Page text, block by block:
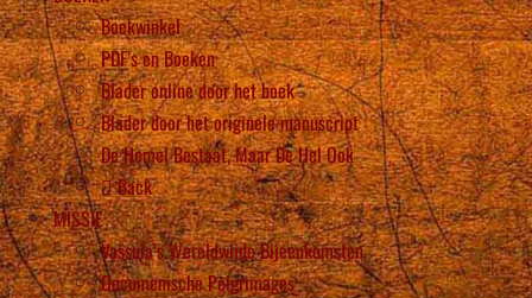
Boekwinkel
PDF’s en Boeken
Blader online door het boek
Blader door het originele manuscript
De Hemel Bestaat, Maar De Hel Ook
Back
MISSIE
Vassula’s Wereldwijde Bijeenkomsten
Oecumenische Pelgrimages